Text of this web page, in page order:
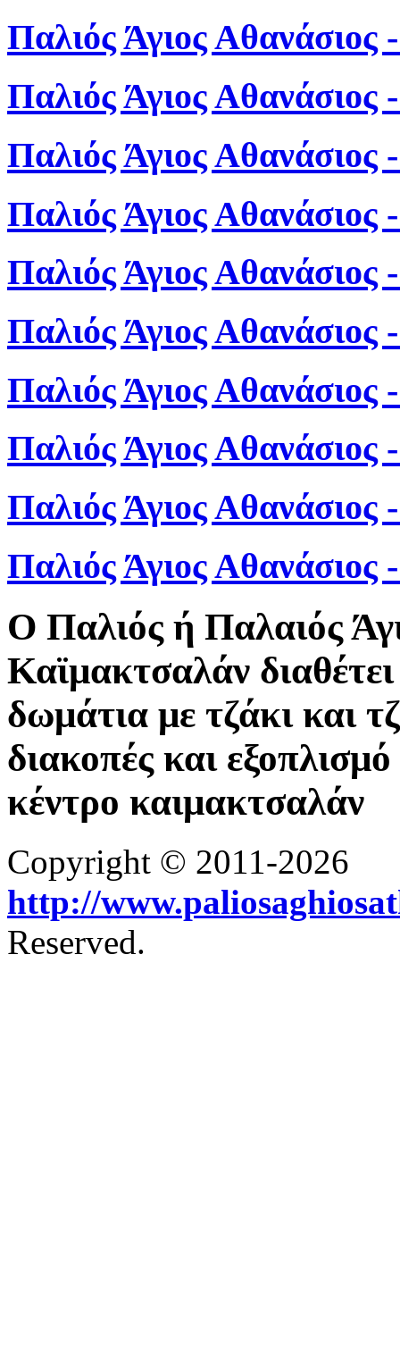
Παλιός Άγιος Αθανάσιος
Παλιός Άγιος Αθανάσιος
Παλιός Άγιος Αθανάσιος
Παλιός Άγιος Αθανάσιος
Παλιός Άγιος Αθανάσιος
Παλιός Άγιος Αθανάσιος
Παλιός Άγιος Αθανάσιος
Παλιός Άγιος Αθανάσιος
Παλιός Άγιος
Παλιός Άγιος
Ο Παλιός ή Παλαιός
Καϊμακτσαλάν
δωμάτια με τζάκι και
διακοπές και
κέντρο καιμακτσαλάν
Copyright © 2011-2026
http://
Reserved.